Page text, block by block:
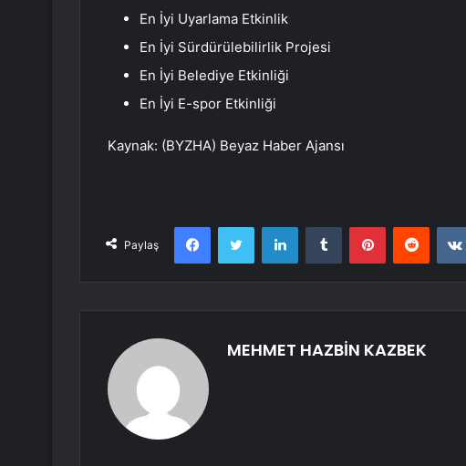
En İyi Uyarlama Etkinlik
En İyi Sürdürülebilirlik Projesi
En İyi Belediye Etkinliği
En İyi E-spor Etkinliği
Kaynak: (BYZHA) Beyaz Haber Ajansı
Paylaş
FacebookTwitter LinkedInTumblr PinterestReddit
MEHMET HAZBİN KAZBEK